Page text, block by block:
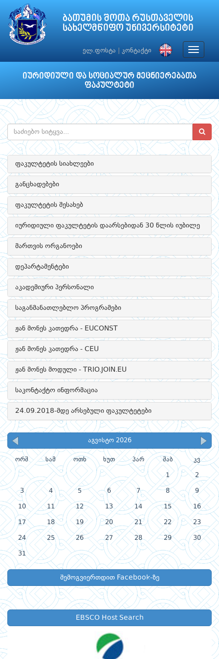
ბათუმის შოთა რუსთაველის
სახელმწიფო უნივერსიტეტი
ელ.ფოსტა კონტაქტი
Toggle
იურიდიული და სოციალურ მეცნიერებათა
ფაკულტეტი
ფაკულტეტის სიახლეები
განცხადებები
ფაკულტეტის შესახებ
იურიდიული ფაკულტეტის დაარსებიდან 30 წლის იუბილე
მართვის ორგანოები
დეპარტამენტები
აკადემიური პერსონალი
საგანმანათლებლო პროგრამები
ჟან მონეს კათედრა - EUCONST
ჟან მონეს კათედრა - CEU
ჟან მონეს მოდული - TRIO.JOIN.EU
საკონტაქტო ინფორმაცია
24.09.2018-მდე არსებული ფაკულტეტები
აგვისტო 2026
ორშ სამ ოთხ ხუთ პარ შაბ კვ
1 2
3 4 5 6 7 8 9
10 11 12 13 14 15 16
17 18 19 20 21 22 23
24 25 26 27 28 29 30
31
შემოგვიერთდით Facebook-ზე
EBSCO Host Search